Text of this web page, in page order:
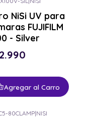
NiSi UV para
FUJIFILM
- Silver
Agregar al Carro
80CLAMP|NISI